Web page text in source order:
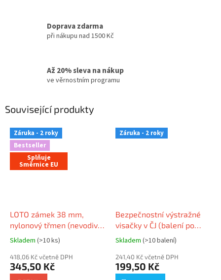
Doprava zdarma
při nákupu nad 1500 Kč
Až 20% sleva na nákup
ve věrnostním programu
Související produkty
Záruka - 2 roky
Bestseller
Splňuje
Směrnice EU
LOTO zámek 38 mm,
nylonový třmen (nevodivý)
6mm, nylonové tělo
(nevodivé), rovná hrana
Skladem (>10 ks)
418,06 Kč včetně DPH
345,50 Kč
Záruka - 2 roky
Bezpečnostní výstražné
visačky v ČJ (balení po
10ks)
Skladem (>10 balení)
241,40 Kč včetně DPH
199,50 Kč